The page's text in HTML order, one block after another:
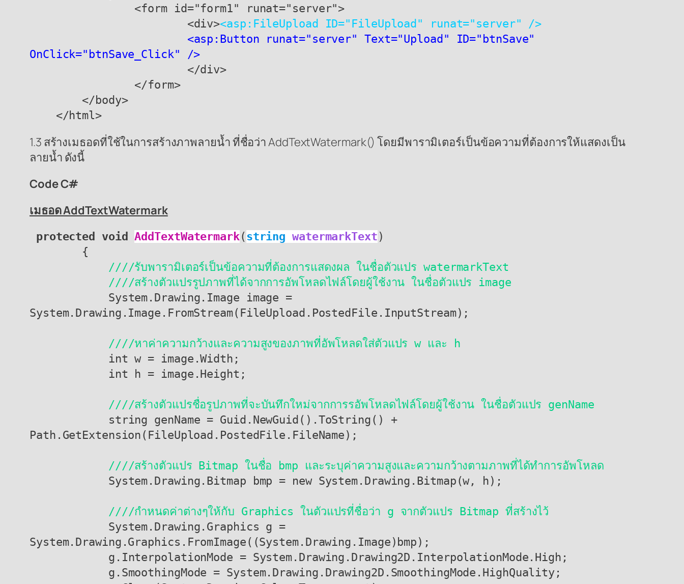
                        <div>
<asp:FileUpload ID="FileUpload" runat="server" />
<asp:Button runat="server" Text="Upload" ID="btnSave"
OnClick="btnSave_Click" />
    </html>
1.3 สร้างเมธอดที่ใช้ในการสร้างภาพลายน้ำ ที่ชื่อว่า AddTextWatermark() โดยมีพารามิเตอร์เป็นข้อความที่ต้องการให้แสดงเป็น
ลายน้ำ ดังนี้
Code C#
เมธอด AddTextWatermark
protected void AddTextWatermark(string watermarkText )
////รับพารามิเตอร์เป็นข้อความที่ต้องการแสดงผล ในชื่อตัวแปร watermarkText
            ////สร้างตัวแปรรูปภาพที่ได้จากการอัพโหลดไฟล์โดยผู้ใช้งาน ในชื่อตัวแปร image
System.Drawing.Image.FromStream(FileUpload.PostedFile.InputStream);
////หาค่าความกว้างและความสูงของภาพที่อัพโหลดใส่ตัวแปร w และ h
////สร้างตัวแปรชื่อรูปภาพที่จะบันทึกใหม่จากการรอัพโหลดไฟล์โดยผู้ใช้งาน ในชื่อตัวแปร genName
Path.GetExtension(FileUpload.PostedFile.FileName);
////สร้างตัวแปร Bitmap ในชื่อ bmp และระบุค่าความสูงและความกว้างตามภาพที่ได้ทำการอัพโหลด
////กำหนดค่าต่างๆให้กับ Graphics ในตัวแปรที่ชื่อว่า g จากตัวแปร Bitmap ที่สร้างไว้
System.Drawing.Graphics.FromImage((System.Drawing.Image)bmp);